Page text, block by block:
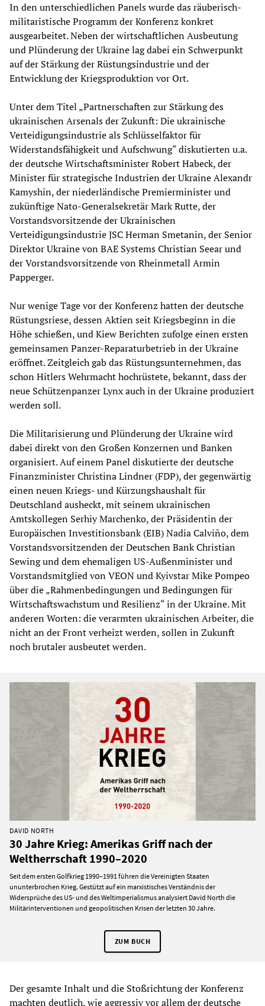
In den unterschiedlichen Panels wurde das räuberisch-
militaristische Programm der Konferenz konkret
ausgearbeitet. Neben der wirtschaftlichen Ausbeutung
und Plünderung der Ukraine lag dabei ein Schwerpunkt
auf der Stärkung der Rüstungsindustrie und der
Entwicklung der Kriegsproduktion vor Ort.
Unter dem Titel „Partnerschaften zur Stärkung des
ukrainischen Arsenals der Zukunft: Die ukrainische
Verteidigungsindustrie als Schlüsselfaktor für
Widerstandsfähigkeit und Aufschwung“ diskutierten u.a.
der deutsche Wirtschaftsminister Robert Habeck, der
Minister für strategische Industrien der Ukraine Alexandr
Kamyshin, der niederländische Premierminister und
zukünftige Nato-Generalsekretär Mark Rutte, der
Vorstandsvorsitzende der Ukrainischen
Verteidigungsindustrie JSC Herman Smetanin, der Senior
Direktor Ukraine von BAE Systems Christian Seear und
der Vorstandsvorsitzende von Rheinmetall Armin
Papperger.
Nur wenige Tage vor der Konferenz hatten der deutsche
Rüstungsriese, dessen Aktien seit Kriegsbeginn in die
Höhe schießen, und Kiew Berichten zufolge einen ersten
gemeinsamen Panzer-Reparaturbetrieb in der Ukraine
eröffnet. Zeitgleich gab das Rüstungsunternehmen, das
schon Hitlers Wehrmacht hochrüstete, bekannt, dass der
neue Schützenpanzer Lynx auch in der Ukraine produziert
werden soll.
Die Militarisierung und Plünderung der Ukraine wird
dabei direkt von den Großen Konzernen und Banken
organisiert. Auf einem Panel diskutierte der deutsche
Finanzminister Christina Lindner (FDP), der gegenwärtig
einen neuen Kriegs- und Kürzungshaushalt für
Deutschland ausheckt, mit seinem ukrainischen
Amtskollegen Serhiy Marchenko, der Präsidentin der
Europäischen Investitionsbank (EIB) Nadia Calviño, dem
Vorstandsvorsitzenden der Deutschen Bank Christian
Sewing und dem ehemaligen US-Außenminister und
Vorstandsmitglied von VEON und Kyivstar Mike Pompeo
über die „Rahmenbedingungen und Bedingungen für
Wirtschaftswachstum und Resilienz“ in der Ukraine. Mit
anderen Worten: die verarmten ukrainischen Arbeiter, die
nicht an der Front verheizt werden, sollen in Zukunft
noch brutaler ausbeutet werden.
DAVID NORTH
30 Jahre Krieg: Amerikas Griff nach der
Weltherrschaft 1990–2020
Seit dem ersten Golfkrieg 1990–1991 führen die Vereinigten Staaten
ununterbrochen Krieg. Gestützt auf ein marxistisches Verständnis der
Widersprüche des US- und des Weltimperialismus analysiert David North die
Militärinterventionen und geopolitischen Krisen der letzten 30 Jahre.
ZUM BUCH
Der gesamte Inhalt und die Stoßrichtung der Konferenz
machten deutlich, wie aggressiv vor allem der deutsche